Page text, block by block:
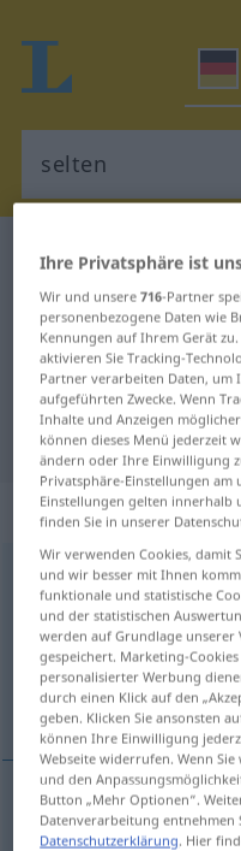
Deutsch-
Deutsch-
Übersetzung
"selten"
Übersetzung
„selten“:
selten adj
Übersicht aller
(Für mehr Details die
zeldzaam
zeldzaam selten
Ihre Privatsphäre ist
Wir und unsere716-Partner
personenbezogene Daten wie
Kennungen auf Ihrem Gerät
aktivieren Sie Tracking-
Partner verarbeiten Daten, um
aufgeführten Zwecke. Wenn
Inhalte und Anzeigen
können dieses Menü jederzeit
ändern oder Ihre Einwilligung
Privatsphäre-Einstellungen am
Einstellungen gelten innerhalb
finden Sie in unserer
Wir verwenden Cookies, damit
und wir besser mit Ihnen
funktionale und statistische
und der statistischen
werden auf Grundlage
gespeichert. Marketing-
personalisierter Werbung
durch einen Klick auf den
geben. Klicken Sie ansonsten
können Ihre Einwilligung
Webseite widerrufen. Wenn
und den
Button „Mehr Optionen“.
Datenverarbeitung entnehmen
Datenschutzerklärung. Hier